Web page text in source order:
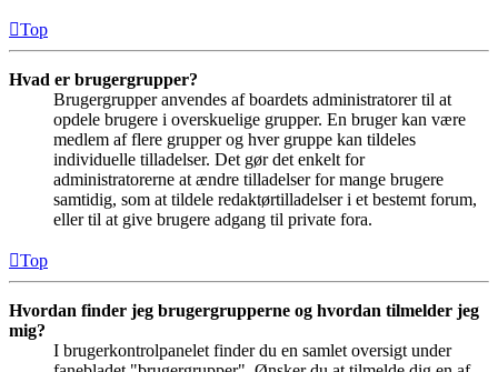
Top
Hvad er brugergrupper?
Brugergrupper anvendes af boardets administratorer til at
opdele brugere i overskuelige grupper. En bruger kan være
medlem af flere grupper og hver gruppe kan tildeles
individuelle tilladelser. Det gør det enkelt for
administratorerne at ændre tilladelser for mange brugere
samtidig, som at tildele redaktørtilladelser i et bestemt forum,
eller til at give brugere adgang til private fora.
Top
Hvordan finder jeg brugergrupperne og hvordan tilmelder jeg
mig?
I brugerkontrolpanelet finder du en samlet oversigt under